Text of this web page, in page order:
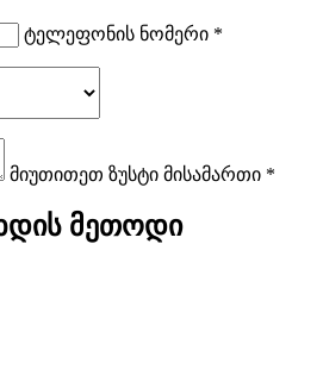
ტელეფონის ნომერი *
მიუთითეთ ზუსტი მისამართი *
მეთოდი